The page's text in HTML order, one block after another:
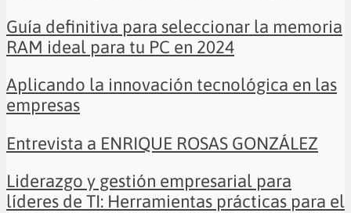
Guía definitiva para seleccionar la memoria
RAM ideal para tu PC en 2024
Aplicando la innovación tecnológica en las
empresas
Entrevista a ENRIQUE ROSAS GONZÁLEZ
Liderazgo y gestión empresarial para
líderes de TI: Herramientas prácticas para el